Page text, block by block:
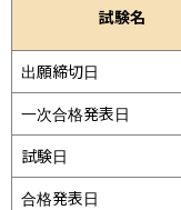
試験名
出願締切日
一次合格発表日
試験日
合格発表日